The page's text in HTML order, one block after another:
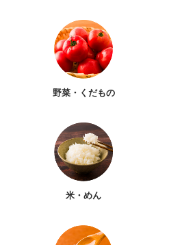
野菜・くだもの
米・めん